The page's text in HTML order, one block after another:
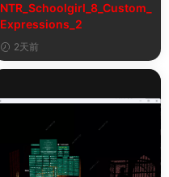
NTR_Schoolgirl_8_Custom_
Expressions_2
2天前